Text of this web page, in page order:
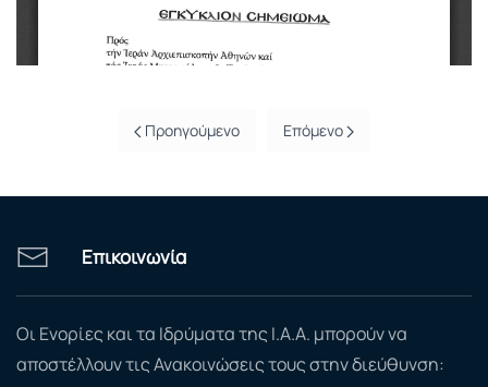
Προηγούμενο Επόμενο
Επικοινωνία
Οι Ενορίες και τα Ιδρύματα της Ι.Α.Α. μπορούν να
αποστέλλουν τις Ανακοινώσεις τους στην διεύθυνση: